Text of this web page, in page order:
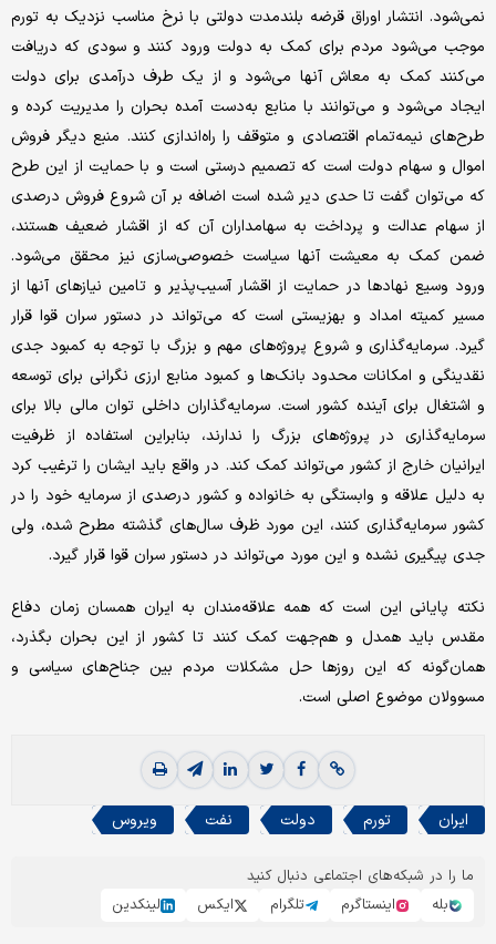
نمی‌شود. انتشار اوراق قرضه بلندمدت دولتی با نرخ مناسب نزدیک به تورم
موجب می‌شود مردم برای کمک به دولت ورود کنند و سودی که دریافت
می‌کنند کمک به معاش آنها می‌شود و از یک طرف درآمدی برای دولت
ایجاد می‌شود و می‌توانند با منابع به‌دست آمده بحران را مدیریت کرده و
طرح‌های نیمه‌تمام اقتصادی و متوقف را راه‌اندازی کنند. منبع دیگر فروش
اموال و سهام دولت است که تصمیم درستی است و با حمایت از این طرح
که می‌توان گفت تا حدی دیر شده است اضافه بر آن شروع فروش درصدی
از سهام عدالت و پرداخت به سهامداران آن که از اقشار ضعیف هستند،
ضمن کمک به معیشت آنها سیاست خصوصی‌سازی نیز محقق می‌شود.
ورود وسیع نهادها در حمایت از اقشار آسیب‌پذیر و تامین نیازهای آنها از
مسیر کمیته امداد و بهزیستی است که می‌تواند در دستور سران قوا قرار
گیرد. سرمایه‌گذاری و شروع پروژه‌های مهم و بزرگ با توجه به کمبود جدی
نقدینگی و امکانات محدود بانک‌ها و کمبود منابع ارزی نگرانی برای توسعه
و اشتغال برای آینده کشور است. سرمایه‌گذاران داخلی توان مالی بالا برای
سرمایه‌گذاری در پروژه‌های بزرگ را ندارند، بنابراین استفاده از ظرفیت
ایرانیان خارج از کشور می‌تواند کمک کند. در واقع باید ایشان را ترغیب کرد
به دلیل علاقه و وابستگی به خانواده و کشور درصدی از سرمایه خود را در
کشور سرمایه‌گذاری کنند، این مورد ظرف سال‌های گذشته مطرح شده، ولی
جدی پیگیری نشده و این مورد می‌تواند در دستور سران قوا قرار گیرد.
نکته پایانی این است که همه علاقه‌مندان به ایران همسان زمان دفاع
مقدس باید همدل و هم‌جهت کمک کنند تا کشور از این بحران بگذرد،
همان‌گونه که این روزها حل مشکلات مردم بین جناح‌های سیاسی و
مسوولان موضوع اصلی است.
ایران تورم دولت نفت ویروس
ما را در شبکه‌های اجتماعی دنبال کنید
بله
اینستاگرم تلگرام ایکس لینکدین